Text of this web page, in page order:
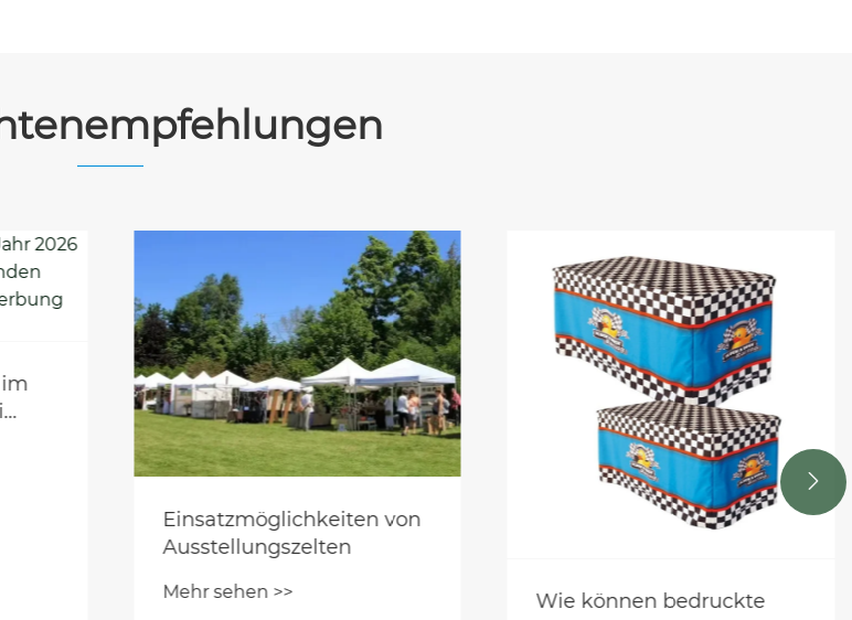
Einsatzmöglichkeiten von
Ausstellungszelten
Mehr sehen >>
Wie können bedruckte
